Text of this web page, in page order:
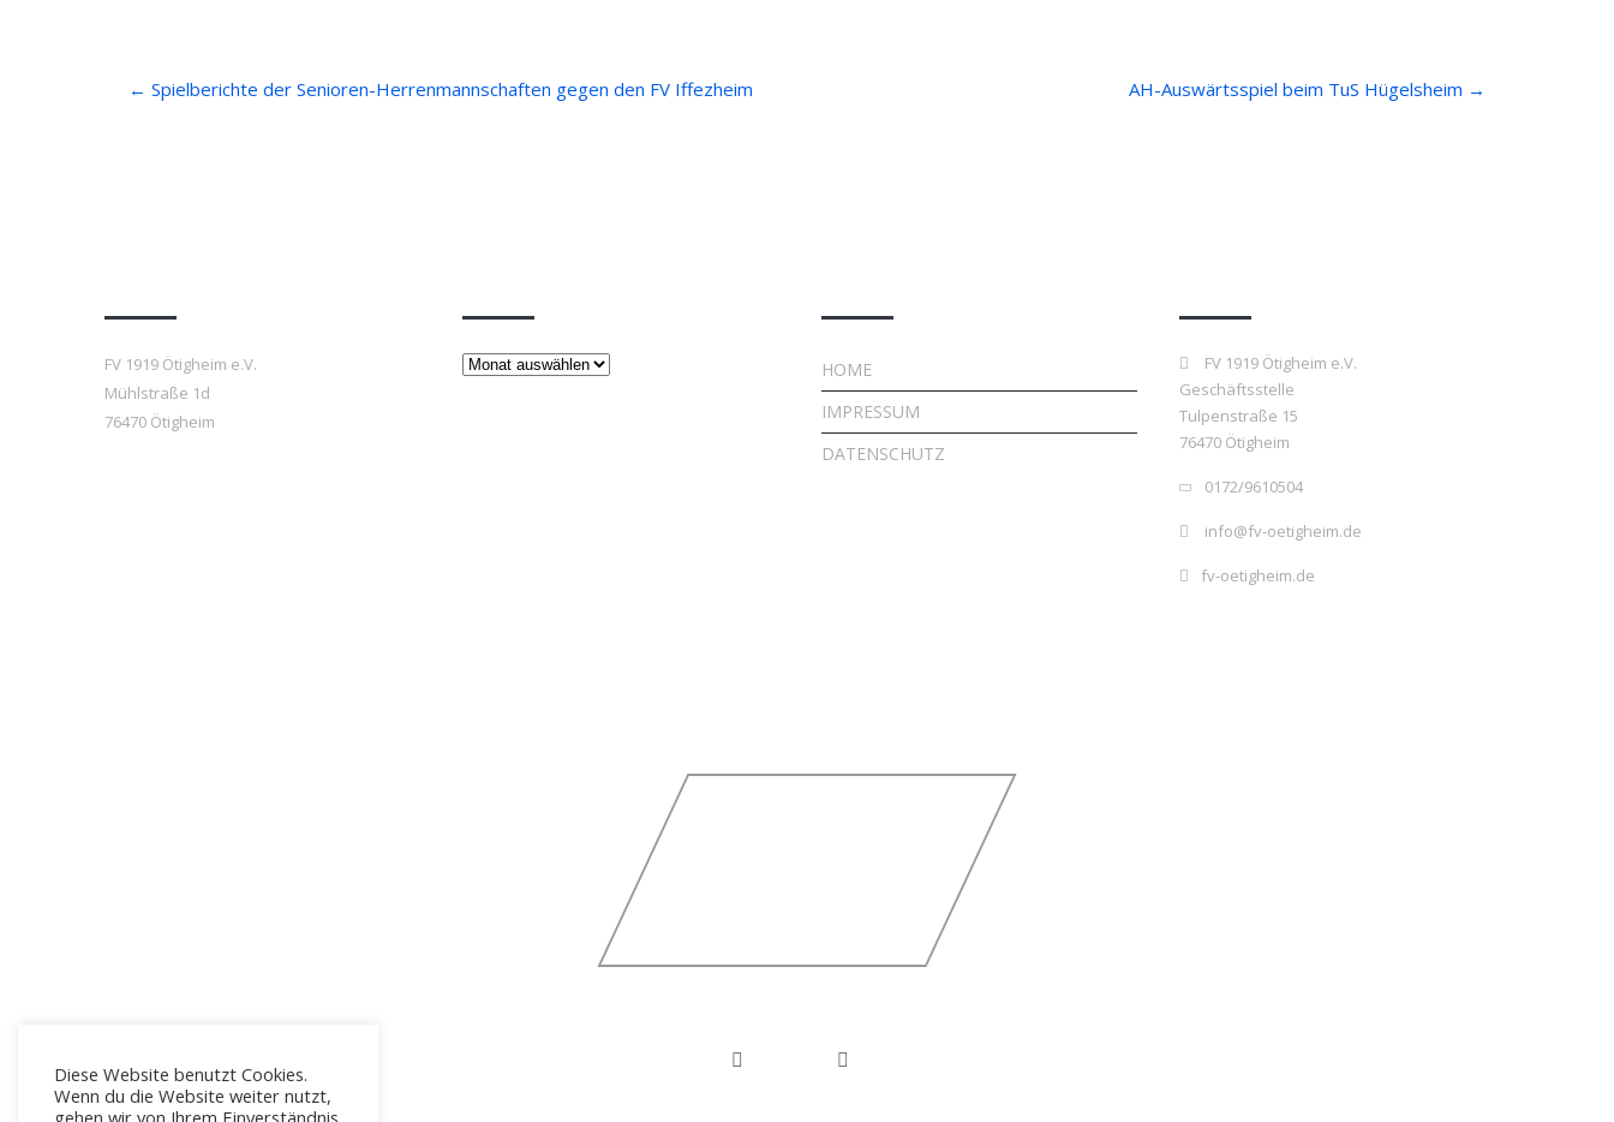
navigation
← Spielberichte der Senioren-Herrenmannschaften gegen den FV Iffezheim AH-Auswärtsspiel beim TuS Hügelsheim →
FV 1919 Ötigheim e.V.
Mühlstraße 1d
76470 Ötigheim
Beiträge
HOME
IMPRESSUM
DATENSCHUTZ
FV 1919 Ötigheim e.V.
Geschäftsstelle
Tulpenstraße 15
76470 Ötigheim
0172/9610504
info@fv-oetigheim.de
fv-oetigheim.de
Diese Website benutzt Cookies.
Wenn du die Website weiter nutzt,
gehen wir von Ihrem Einverständnis